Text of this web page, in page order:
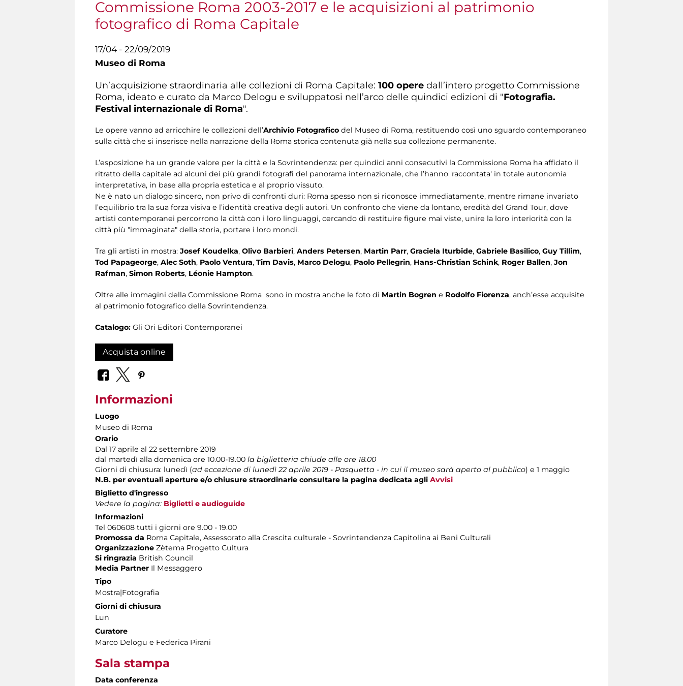
Commissione Roma 2003-2017 e le acquisizioni al patrimonio
fotografico di Roma Capitale
17/04 - 22/09/2019
Museo di Roma
Un’acquisizione straordinaria alle collezioni di Roma Capitale: 100 opere dall’intero progetto Commissione
Roma, ideato e curato da Marco Delogu e sviluppatosi nell’arco delle quindici edizioni di "Fotografia.
Festival internazionale di Roma".
Le opere vanno ad arricchire le collezioni dell’Archivio Fotografico del Museo di Roma, restituendo così uno sguardo contemporaneo
sulla città che si inserisce nella narrazione della Roma storica contenuta già nella sua collezione permanente.
L’esposizione ha un grande valore per la città e la Sovrintendenza: per quindici anni consecutivi la Commissione Roma ha affidato il
ritratto della capitale ad alcuni dei più grandi fotografi del panorama internazionale, che l’hanno 'raccontata' in totale autonomia
interpretativa, in base alla propria estetica e al proprio vissuto.
Ne è nato un dialogo sincero, non privo di confronti duri: Roma spesso non si riconosce immediatamente, mentre rimane invariato
l’equilibrio tra la sua forza visiva e l’identità creativa degli autori. Un confronto che viene da lontano, eredità del Grand Tour, dove
artisti contemporanei percorrono la città con i loro linguaggi, cercando di restituire figure mai viste, unire la loro interiorità con la
città più "immaginata" della storia, portare i loro mondi.
Tra gli artisti in mostra: Josef Koudelka, Olivo Barbieri, Anders Petersen, Martin Parr, Graciela Iturbide, Gabriele Basilico, Guy Tillim,
Tod Papageorge, Alec Soth, Paolo Ventura, Tim Davis, Marco Delogu, Paolo Pellegrin, Hans-Christian Schink, Roger Ballen, Jon
Rafman, Simon Roberts, Léonie Hampton.
Oltre alle immagini della Commissione Roma sono in mostra anche le foto di Martin Bogren e Rodolfo Fiorenza, anch’esse acquisite
al patrimonio fotografico della Sovrintendenza.
Catalogo: Gli Ori Editori Contemporanei
Acquista online
Informazioni
Luogo
Museo di Roma
Orario
Dal 17 aprile al 22 settembre 2019
dal martedì alla domenica ore 10.00-19.00 la biglietteria chiude alle ore 18.00
Giorni di chiusura: lunedì (ad eccezione di lunedì 22 aprile 2019 - Pasquetta - in cui il museo sarà aperto al pubblico) e 1 maggio
N.B. per eventuali aperture e/o chiusure straordinarie consultare la pagina dedicata agli Avvisi
Biglietto d'ingresso
Vedere la pagina: Biglietti e audioguide
Informazioni
Tel 060608 tutti i giorni ore 9.00 - 19.00
Promossa da Roma Capitale, Assessorato alla Crescita culturale - Sovrintendenza Capitolina ai Beni Culturali
Organizzazione Zètema Progetto Cultura
Si ringrazia British Council
Media Partner Il Messaggero
Tipo
Mostra|Fotografia
Giorni di chiusura
Lun
Curatore
Marco Delogu e Federica Pirani
Sala stampa
Data conferenza